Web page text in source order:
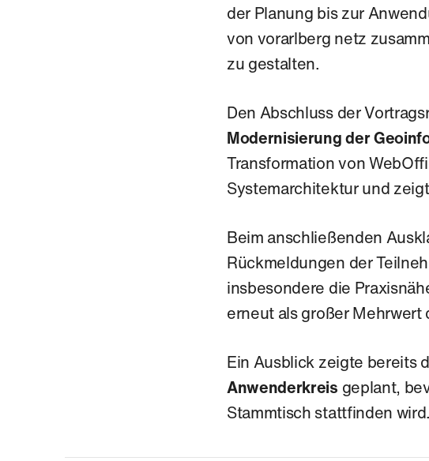
der Planung bis zur
von vorarlberg netz
zu gestalten.
Den Abschluss der
Modernisierung der
Transformation von
Systemarchitektur und
Beim anschließenden
Rückmeldungen der
insbesondere die
erneut als großer Mehrwert
Ein Ausblick zeigte bereits
Anwenderkreis geplant,
Stammtisch stattfinden wird.